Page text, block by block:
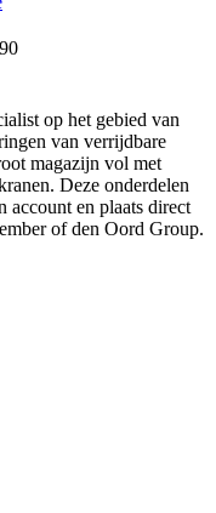
op het gebied van
van verrijdbare
magazijn vol met
Deze onderdelen
account en plaats direct
of den Oord Group.